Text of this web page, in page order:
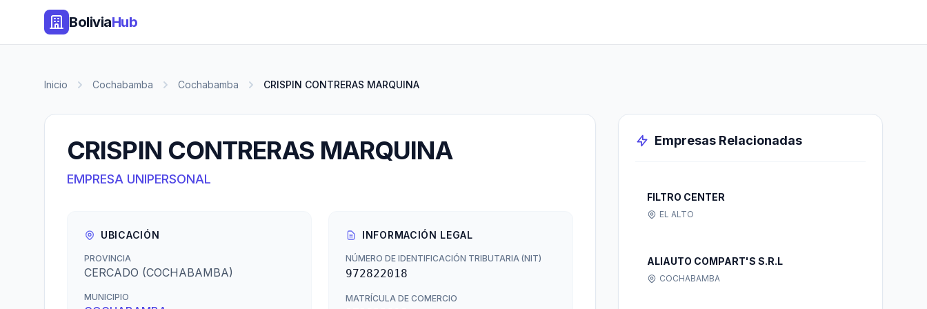
BoliviaHub
Inicio Cochabamba Cochabamba CRISPIN CONTRERAS MARQUINA
CRISPIN CONTRERAS MARQUINA
EMPRESA UNIPERSONAL
UBICACIÓN
PROVINCIA
CERCADO (COCHABAMBA)
MUNICIPIO
INFORMACIÓN LEGAL
NÚMERO DE IDENTIFICACIÓN TRIBUTARIA (NIT)
972822018
MATRÍCULA DE COMERCIO
Empresas Relacionadas
FILTRO CENTER
EL ALTO
ALIAUTO COMPART'S S.R.L
COCHABAMBA